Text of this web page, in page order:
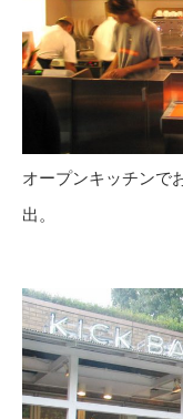
オープンキッチンで
出。